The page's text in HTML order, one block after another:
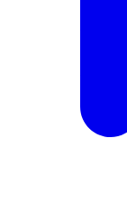
प्रेस विज्ञप्ति
कार्यालय दिनांक